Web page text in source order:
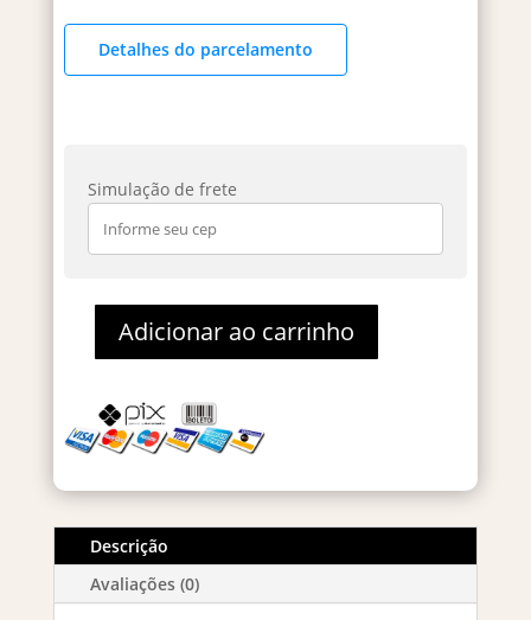
Detalhes do parcelamento
Simulação de frete
Montale
Leather
Eau
De
quantidade
Adicionar ao carrinho
Descrição
Avaliações (0)